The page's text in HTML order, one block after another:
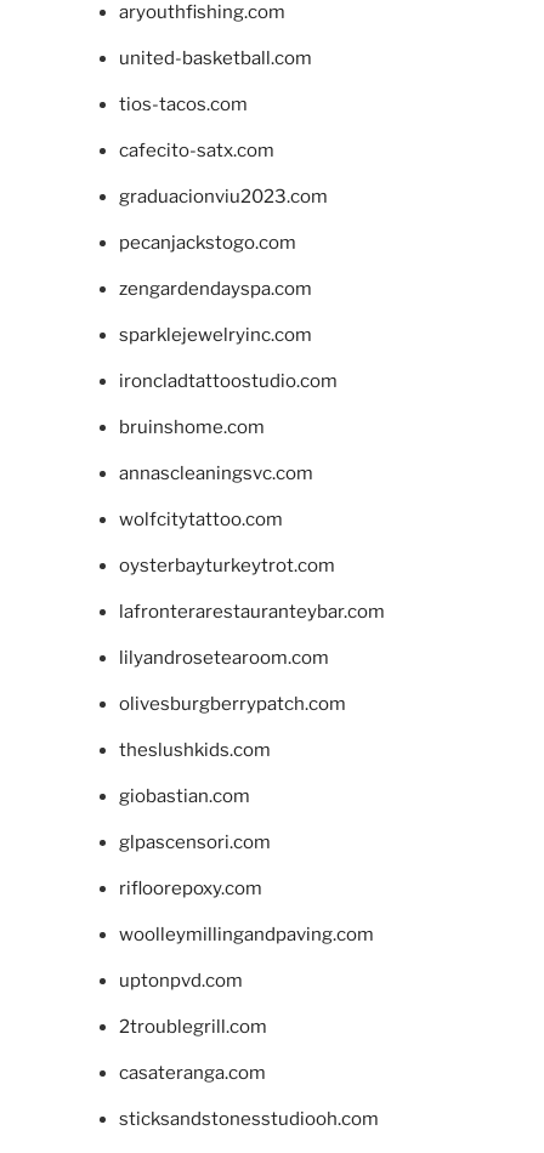
aryouthfishing.com
united-basketball.com
tios-tacos.com
cafecito-satx.com
graduacionviu2023.com
pecanjackstogo.com
zengardendayspa.com
sparklejewelryinc.com
ironcladtattoostudio.com
bruinshome.com
annascleaningsvc.com
wolfcitytattoo.com
oysterbayturkeytrot.com
lafronterarestauranteybar.com
lilyandrosetearoom.com
olivesburgberrypatch.com
theslushkids.com
giobastian.com
glpascensori.com
rifloorepoxy.com
woolleymillingandpaving.com
uptonpvd.com
2troublegrill.com
casateranga.com
sticksandstonesstudiooh.com